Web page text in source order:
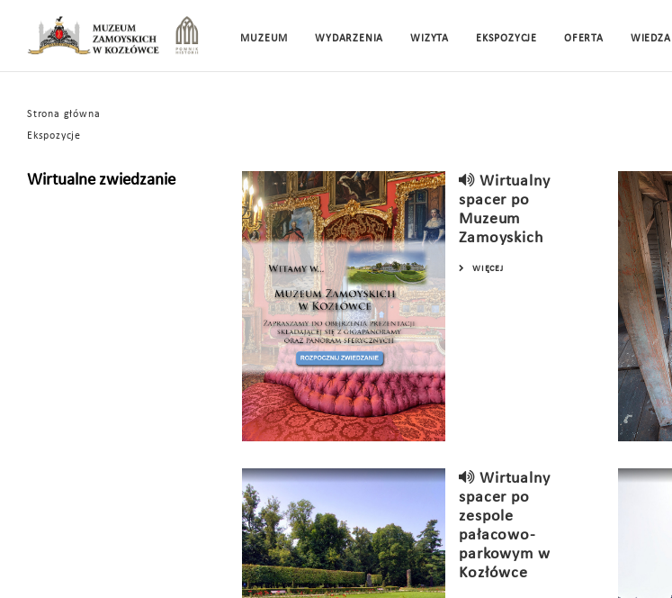
MUZEUM WYDARZENIA WIZYTA EKSPOZYCJE OFERTA WIEDZA
Strona główna
Ekspozycje
Wirtualne zwiedzanie
Wirtualny
spacer po
Muzeum
Zamoyskich
WIĘCEJ
Wirtualny
spacer po
zespole
pałacowo-
parkowym w
Kozłówce